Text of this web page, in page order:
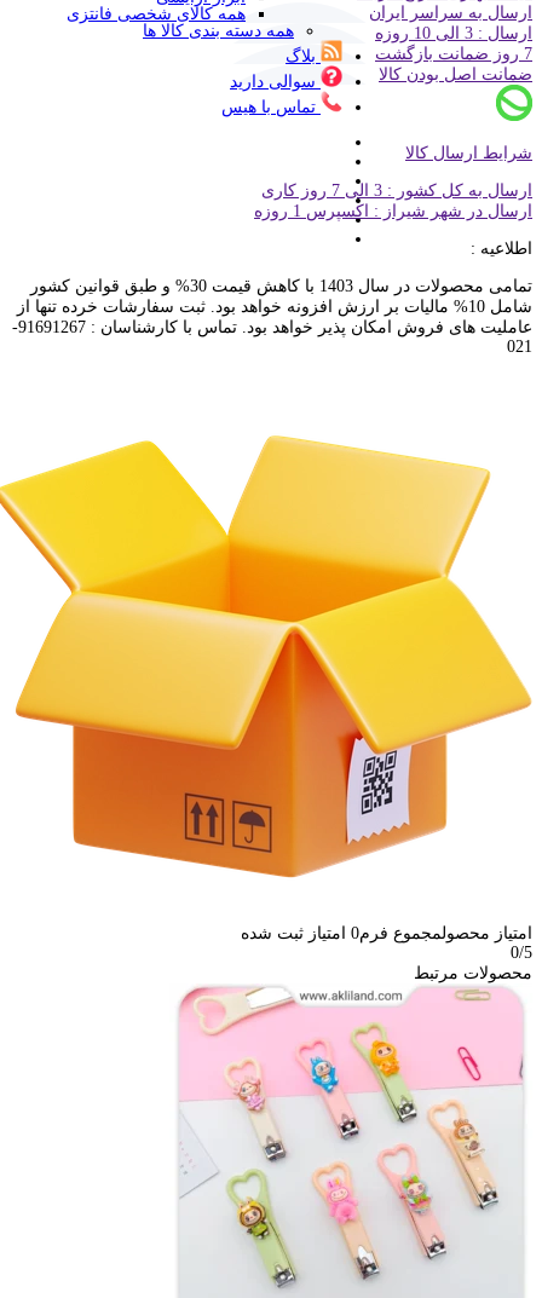
همه کالای شخصی فانتزی
همه دسته بندی کالا ها
بلاگ
سوالی دارید
تماس با هیس
ارسال به سراسر ایران
ارسال : 3 الی 10 روزه
7 روز ضمانت بازگشت
ضمانت اصل بودن کالا
شرایط ارسال کالا
ارسال به کل کشور : 3 الی 7 روز کاری
ارسال در شهر شیراز : اکسپرس 1 روزه
اطلاعیه :
تمامی محصولات در سال 1403 با کاهش قیمت 30% و طبق قوانین کشور
شامل 10% مالیات بر ارزش افزونه خواهد بود. ثبت سفارشات خرده تنها از
عاملیت های فروش امکان پذیر خواهد بود. تماس با کارشناسان : 91691267-
021
امتیاز محصولمجموع فرم0 امتیاز ثبت شده
0/5
محصولات مرتبط